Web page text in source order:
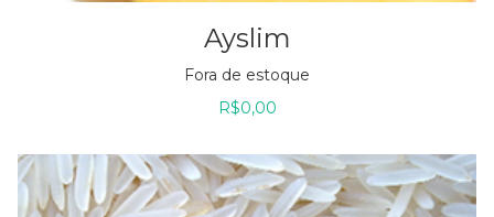
Ayslim
Fora de estoque
R$0,00